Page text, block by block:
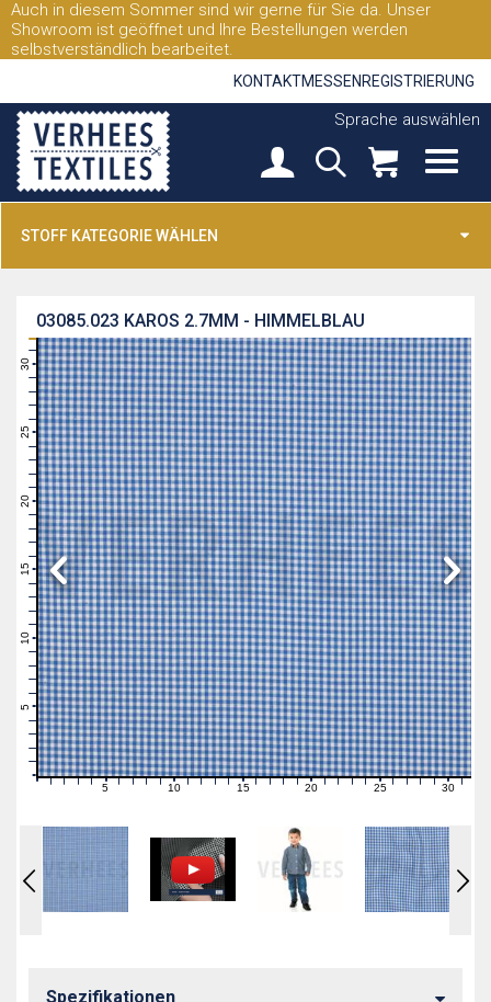
Auch in diesem Sommer sind wir gerne für Sie da. Unser
Showroom ist geöffnet und Ihre Bestellungen werden
selbstverständlich bearbeitet.
KONTAKTMESSEN REGISTRIERUNG
Sprache auswählen
STOFF KATEGORIE WÄHLEN
KAROS 2.7MM - HIMMELBLAU
03085.023
0
1
2
3
4
5
6
7
8
9
10
11
12
13
14
15
16
17
18
19
20
21
22
23
24
25
26
27
28
29
30
31
0 1 2 3 4 5 6 7 89101112131415161718192021222324252627282930 31
Spezifikationen